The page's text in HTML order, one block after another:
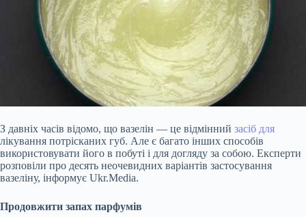
З давніх часів відомо, що вазелін — це відмінний засіб для
лікування потрісканих губ. Але є багато інших способів
використовувати його в побуті і для догляду за собою. Експерти
розповіли про десять неочевидних варіантів застосування
вазеліну, інформує Ukr.Media.
Продовжити запах парфумів